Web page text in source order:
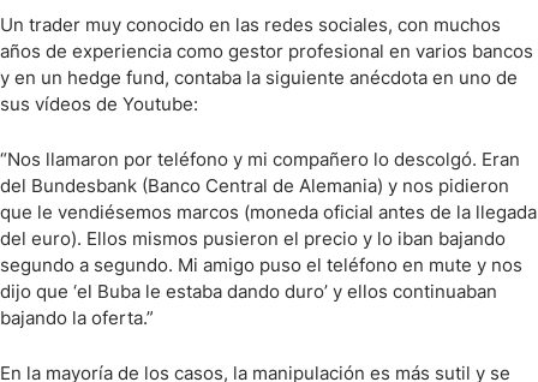
Un trader muy conocido en las redes sociales, con muchos
años de experiencia como gestor profesional en varios bancos
y en un hedge fund, contaba la siguiente anécdota en uno de
sus vídeos de Youtube:
“Nos llamaron por teléfono y mi compañero lo descolgó. Eran
del Bundesbank (Banco Central de Alemania) y nos pidieron
que le vendiésemos marcos (moneda oficial antes de la llegada
del euro). Ellos mismos pusieron el precio y lo iban bajando
segundo a segundo. Mi amigo puso el teléfono en mute y nos
dijo que ‘el Buba le estaba dando duro’ y ellos continuaban
bajando la oferta.”
En la mayoría de los casos, la manipulación es más sutil y se